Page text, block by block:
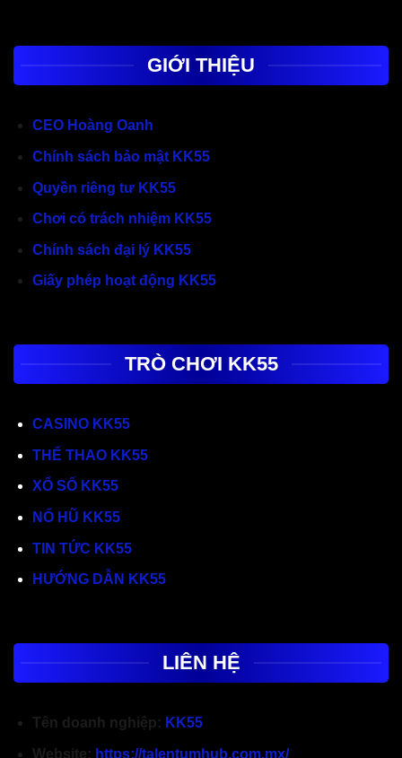
GIỚI THIỆU
CEO Hoàng Oanh
Chính sách bảo mật KK55
Quyền riêng tư KK55
Chơi có trách nhiệm KK55
Chính sách đại lý KK55
Giấy phép hoạt động KK55
TRÒ CHƠI KK55
CASINO KK55
THỂ THAO KK55
XỔ SỐ KK55
NỔ HŨ KK55
TIN TỨC KK55
HƯỚNG DẪN KK55
LIÊN HỆ
Tên doanh nghiệp: KK55
Website: https://talentumhub.com.mx/